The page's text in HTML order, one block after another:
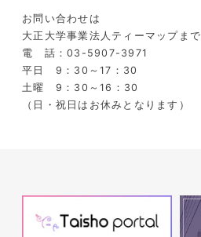
お問い合わせは
大正大学事業法人ティーマップまで
電 話：03-5907-3971
平日 9：30～17：30
土曜 9：30～16：30
（日・祝日はお休みとなります）